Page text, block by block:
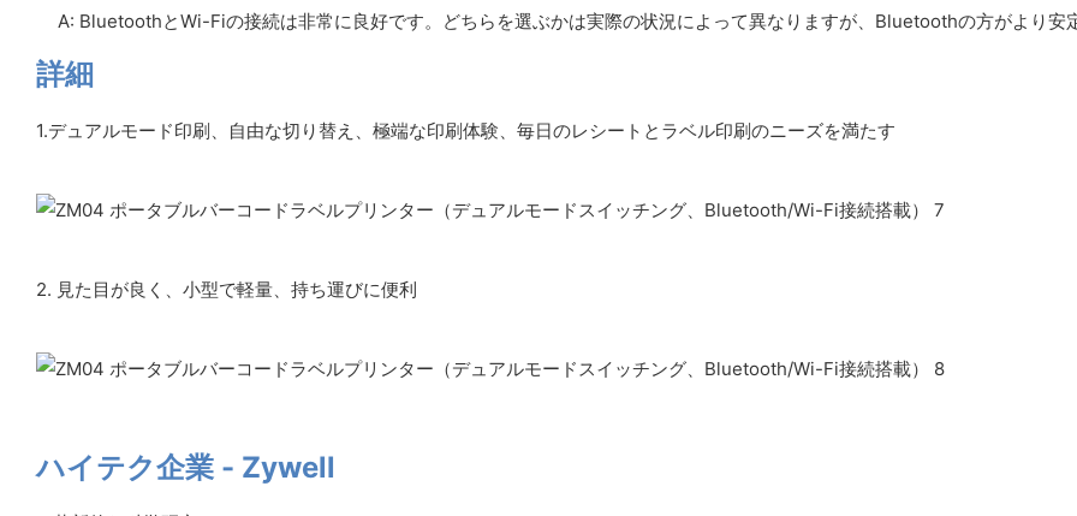
A: BluetoothとWi-Fiの接続は非常に良好です。どちらを選ぶかは実際の状況によって異なりますが、Bluetoothの方がより安
詳細
1.デュアルモード印刷、自由な切り替え、極端な印刷体験、毎日のレシートとラベル印刷のニーズを満たす
2. 見た目が良く、小型で軽量、持ち運びに便利
ハイテク企業 - Zywell